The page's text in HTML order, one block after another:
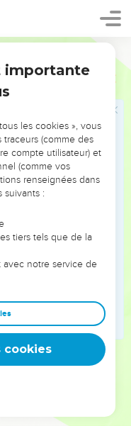
l’Eternel ! Il est pour
à l’Eternel ! Il est
à l’Eternel ; il est pour
il bénira le peuple
du plus petit jusqu’au
le ciel et la terre !
à la terre, il l’a
maintenant et à
Inc.® Used by permission.
importante
les cookies », vous
(comme des
compte utilisateur) et
(comme vos
renseignées dans
suivants :
tiers tels que de la
notre service de
cookies